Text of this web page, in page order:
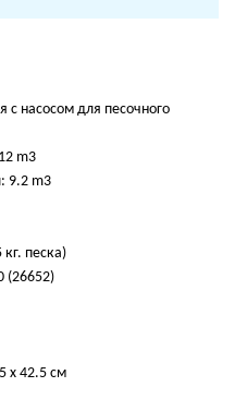
с насосом для песочного
m3
9.2 m3
песка)
(26652)
х 42.5 см